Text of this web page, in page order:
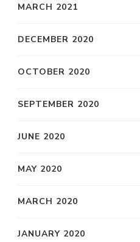
MARCH 2021
DECEMBER 2020
OCTOBER 2020
SEPTEMBER 2020
JUNE 2020
MAY 2020
MARCH 2020
JANUARY 2020